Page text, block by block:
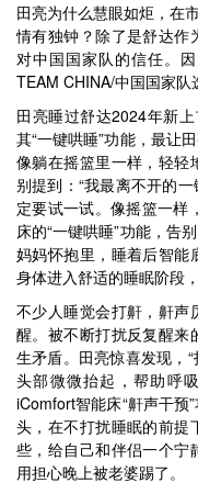
田亮为什么慧眼如炬，在
情有独钟？除了是舒达作
对中国国家队的信任。
TEAM CHINA/中国国家队
田亮睡过舒达2024年新上
其“一键哄睡”功能，最让
像躺在摇篮里一样，轻轻
别提到：“我最离不开的
定要试一试。像摇篮一样
床的“一键哄睡”功能，告
妈妈怀抱里，睡着后智能
身体进入舒适的睡眠阶段
不少人睡觉会打鼾，鼾声
醒。被不断打扰反复醒来
生矛盾。田亮惊喜发现，
头部微微抬起，帮助呼
iComfort智能床“鼾声干预
头，在不打扰睡眠的前提
些，给自己和伴侣一个宁
用担心晚上被老婆踢了。